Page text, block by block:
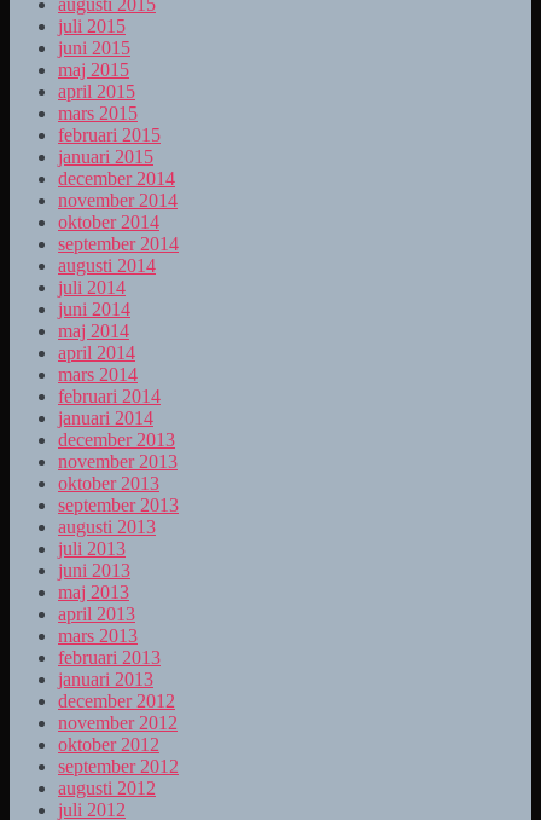
augusti 2015
juli 2015
juni 2015
maj 2015
april 2015
mars 2015
februari 2015
januari 2015
december 2014
november 2014
oktober 2014
september 2014
augusti 2014
juli 2014
juni 2014
maj 2014
april 2014
mars 2014
februari 2014
januari 2014
december 2013
november 2013
oktober 2013
september 2013
augusti 2013
juli 2013
juni 2013
maj 2013
april 2013
mars 2013
februari 2013
januari 2013
december 2012
november 2012
oktober 2012
september 2012
augusti 2012
juli 2012